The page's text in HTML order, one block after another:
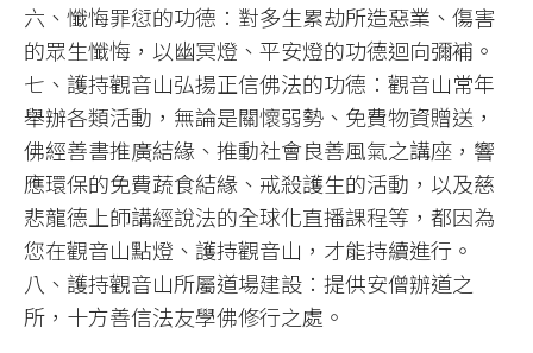
六、懺悔罪愆的功德：對多生累劫所造惡業、傷害
的眾生懺悔，以幽冥燈、平安燈的功德迴向彌補。
七、護持觀音山弘揚正信佛法的功德：觀音山常年
舉辦各類活動，無論是關懷弱勢、免費物資贈送，
佛經善書推廣結緣、推動社會良善風氣之講座，響
應環保的免費蔬食結緣、戒殺護生的活動，以及慈
悲龍德上師講經說法的全球化直播課程等，都因為
您在觀音山點燈、護持觀音山，才能持續進行。
八、護持觀音山所屬道場建設：提供安僧辦道之
所，十方善信法友學佛修行之處。